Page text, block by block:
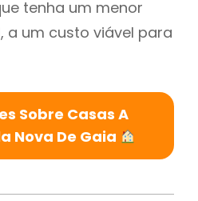
tenha um menor
a um custo viável para
Sobre Casas A
Nova De Gaia